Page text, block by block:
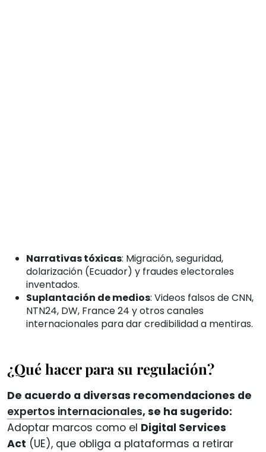
Narrativas tóxicas: Migración, seguridad,
dolarización (Ecuador) y fraudes electorales
inventados.
Suplantación de medios: Videos falsos de CNN,
NTN24, DW, France 24 y otros canales
internacionales para dar credibilidad a mentiras.
¿Qué hacer para su regulación?
De acuerdo a diversas recomendaciones de
expertos internacionales, se ha sugerido:
Adoptar marcos como el Digital Services
Act (UE), que obliga a plataformas a retirar